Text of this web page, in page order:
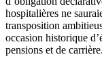
hospitalières ne
transposition
occasion historique
pensions et de carrière.